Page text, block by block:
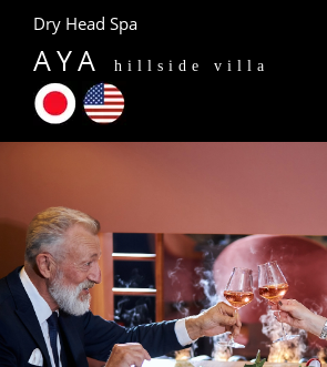
Dry Head Spa
AYA hillside villa